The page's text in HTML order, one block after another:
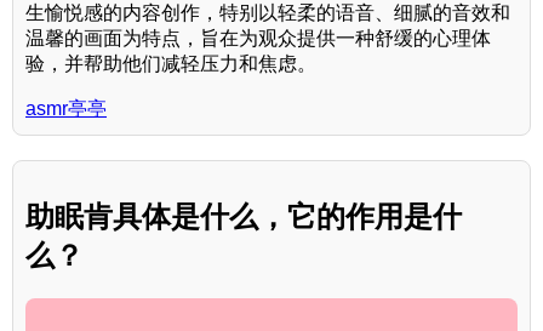
生愉悦感的内容创作，特别以轻柔的语音、细腻的音效和
温馨的画面为特点，旨在为观众提供一种舒缓的心理体
验，并帮助他们减轻压力和焦虑。
asmr亭亭
助眠肯具体是什么，它的作用是什
么？